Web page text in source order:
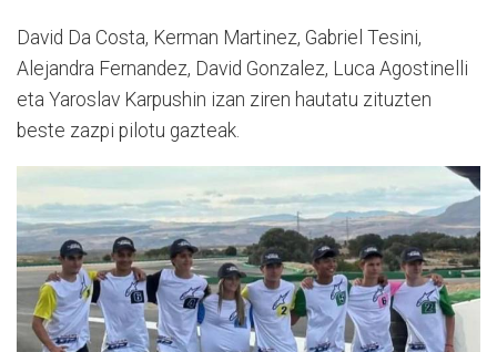
David Da Costa, Kerman Martinez, Gabriel Tesini,
Alejandra Fernandez, David Gonzalez, Luca Agostinelli
eta Yaroslav Karpushin izan ziren hautatu zituzten
beste zazpi pilotu gazteak.